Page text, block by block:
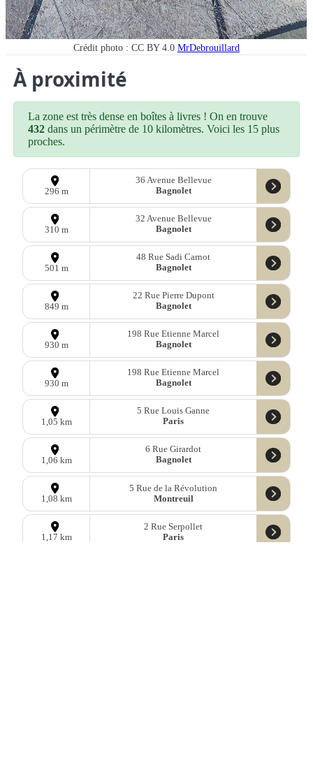
Crédit photo : CC BY 4.0 MrDebrouillard
À proximité
La zone est très dense en boîtes à livres ! On en trouve
432 dans un périmètre de 10 kilomètres. Voici les 15 plus
proches.
296 m
36 Avenue Bellevue
Bagnolet
310 m
32 Avenue Bellevue
Bagnolet
501 m
48 Rue Sadi Carnot
Bagnolet
849 m
22 Rue Pierre Dupont
Bagnolet
930 m
198 Rue Etienne Marcel
Bagnolet
930 m
198 Rue Etienne Marcel
Bagnolet
1,05 km
5 Rue Louis Ganne
Paris
1,06 km
6 Rue Girardot
Bagnolet
1,08 km
5 Rue de la Révolution
Montreuil
1,17 km
2 Rue Serpollet
Paris